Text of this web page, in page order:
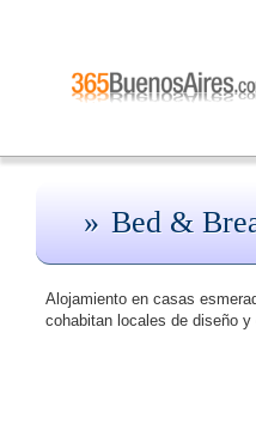
Bed &
Alojamiento en casas
cohabitan locales de diseño y